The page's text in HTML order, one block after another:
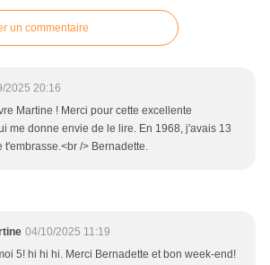
un commentaire
2025 20:16
Martine ! Merci pour cette excellente
me donne envie de le lire. En 1968, j'avais 13
t'embrasse.<br /> Bernadette.
04/10/2025 11:19
5! hi hi hi. Merci Bernadette et bon week-end!